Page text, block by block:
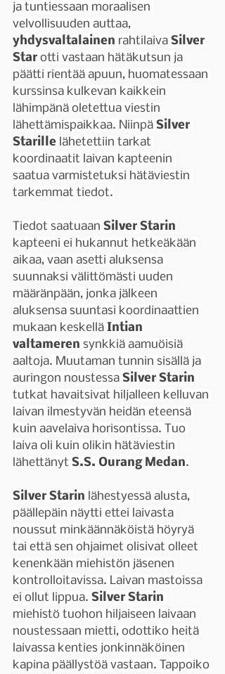
ja tuntiessaan moraalisen
velvollisuuden auttaa,
yhdysvaltalainen rahtilaiva Silver
Star otti vastaan hätäkutsun ja
päätti rientää apuun, huomatessaan
kurssinsa kulkevan kaikkein
lähimpänä oletettua viestin
lähettämispaikkaa. Niinpä Silver
Starille lähetettiin tarkat
koordinaatit laivan kapteenin
saatua varmistetuksi hätäviestin
tarkemmat tiedot.
Tiedot saatuaan Silver Starin
kapteeni ei hukannut hetkeäkään
aikaa, vaan asetti aluksensa
suunnaksi välittömästi uuden
määränpään, jonka jälkeen
aluksensa suuntasi koordinaattien
mukaan keskellä Intian
valtameren synkkiä aamuöisiä
aaltoja. Muutaman tunnin sisällä ja
auringon noustessa Silver Starin
tutkat havaitsivat hiljalleen kelluvan
laivan ilmestyvän heidän eteensä
kuin aavelaiva horisontissa. Tuo
laiva oli kuin olikin hätäviestin
lähettänyt S.S. Ourang Medan.
Silver Starin lähestyessä alusta,
päällepäin näytti ettei laivasta
noussut minkäännäköistä höyryä
tai että sen ohjaimet olisivat olleet
kenenkään miehistön jäsenen
kontrolloitavissa. Laivan mastoissa
ei ollut lippua. Silver Starin
miehistö tuohon hiljaiseen laivaan
noustessaan mietti, odottiko heitä
laivassa kenties jonkinnäköinen
kapina päällystöä vastaan. Tappoiko